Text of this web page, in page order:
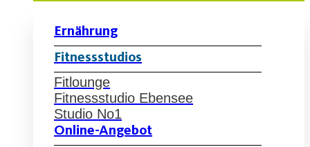
Ernährung
Fitnessstudios
Fitlounge
Fitnessstudio Ebensee
Studio No1
Online-Angebot